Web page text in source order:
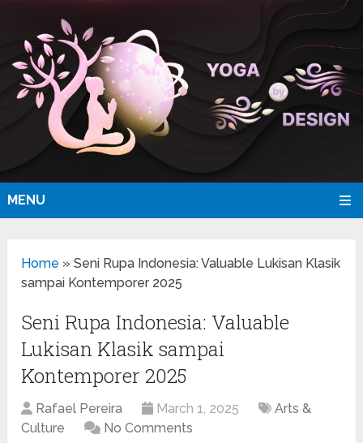
MENU
Home »Seni Rupa Indonesia: Valuable Lukisan Klasik
sampai Kontemporer 2025
Seni Rupa Indonesia: Valuable
Lukisan Klasik sampai
Kontemporer 2025
Rafael Pereira March 1, 2025
Arts &
Culture
No Comments